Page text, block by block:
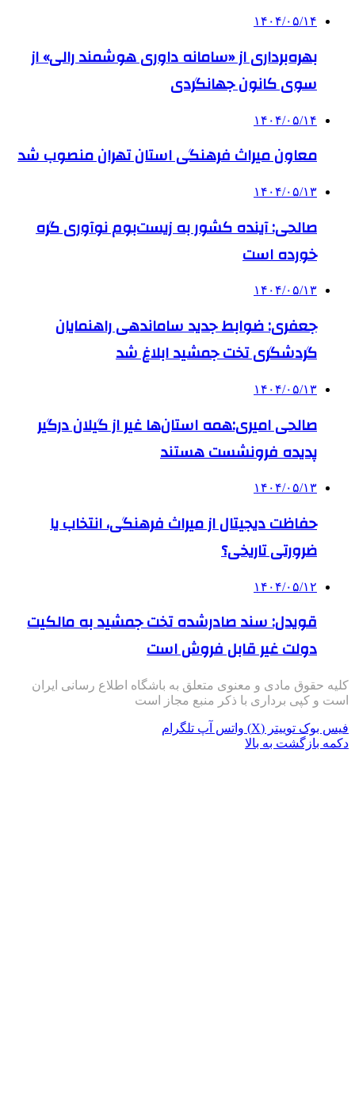
۱۴۰۴/۰۵/۱۴
بهره‌برداری از «سامانه داوری هوشمند رالی» از
سوی کانون جهانگردی
۱۴۰۴/۰۵/۱۴
معاون میراث فرهنگی استان تهران منصوب شد
۱۴۰۴/۰۵/۱۳
صالحی: آینده کشور به زیست‌بوم نوآوری گره
خورده است
۱۴۰۴/۰۵/۱۳
جعفری: ضوابط جدید ساماندهی راهنمایان
گردشگری تخت جمشید ابلاغ شد
۱۴۰۴/۰۵/۱۳
صالحی امیری:همه استان‌ها غیر از گیلان درگیر
پدیده فرونشست هستند
۱۴۰۴/۰۵/۱۳
حفاظت دیجیتال از میراث فرهنگی، انتخاب یا
ضرورتی تاریخی؟
۱۴۰۴/۰۵/۱۲
قویدل: سند صادرشده تخت جمشید به مالکیت
دولت غیر قابل فروش است
کلیه حقوق مادی و معنوی متعلق به باشگاه اطلاع رسانی ایران
است و کپی برداری با ذکر منبع مجاز است
فیس بوک توییتر (X) واتس آپ تلگرام
دکمه بازگشت به بالا